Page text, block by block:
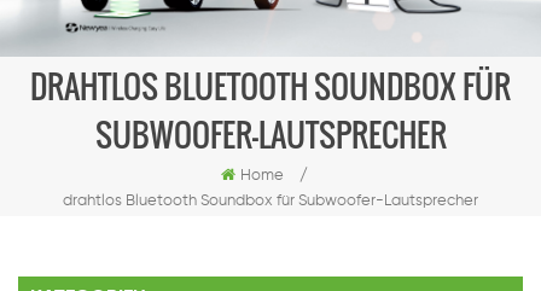
DRAHTLOS BLUETOOTH SOUNDBOX FÜR
SUBWOOFER-LAUTSPRECHER
Home
/
drahtlos Bluetooth Soundbox für Subwoofer-Lautsprecher